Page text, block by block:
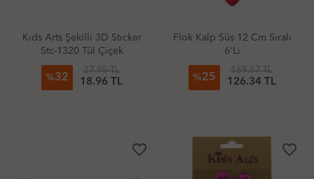
Kıds Arts Şekilli 3D Stıcker
Stc-1320 Tül Çiçek
%32
27.95 TL
18.96 TL
Flok Kalp Süs 12 Cm Sıralı
6'Lı
%25
169.57 TL
126.34 TL
favorite_border favorite_border